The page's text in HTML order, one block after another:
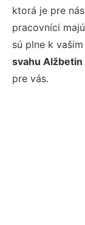
ktorá je pre
pracovníci
sú plne k
svahu
pre vás.